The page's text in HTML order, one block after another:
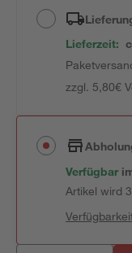
Lieferzeit:
zzgl. 5,80€
Verfügbar
Artikel wird